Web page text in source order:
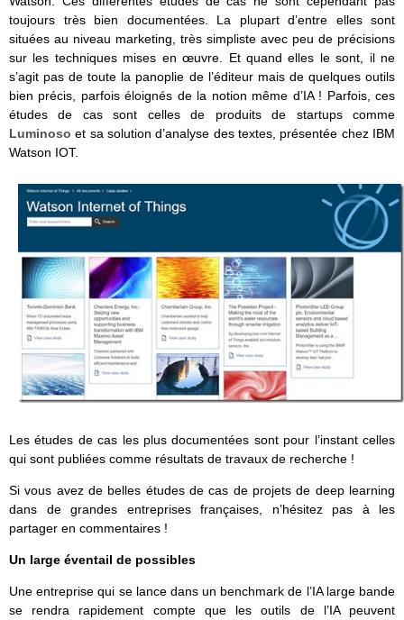
toujours très bien documentées. La plupart d’entre elles sont
situées au niveau marketing, très simpliste avec peu de précisions
sur les techniques mises en œuvre. Et quand elles le sont, il ne
s’agit pas de toute la panoplie de l’éditeur mais de quelques outils
bien précis, parfois éloignés de la notion même d’IA ! Parfois, ces
études de cas sont celles de produits de startups comme
Luminoso et sa solution d’analyse des textes, présentée chez IBM
Watson IOT.
Les études de cas les plus documentées sont pour l’instant celles
qui sont publiées comme résultats de travaux de recherche !
Si vous avez de belles études de cas de projets de deep learning
dans de grandes entreprises françaises, n’hésitez pas à les
partager en commentaires !
Un large éventail de possibles
Une entreprise qui se lance dans un benchmark de l’IA large bande
se rendra rapidement compte que les outils de l’IA peuvent